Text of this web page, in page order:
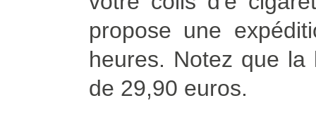
propose une
heures. Notez que
de 29,90 euros.